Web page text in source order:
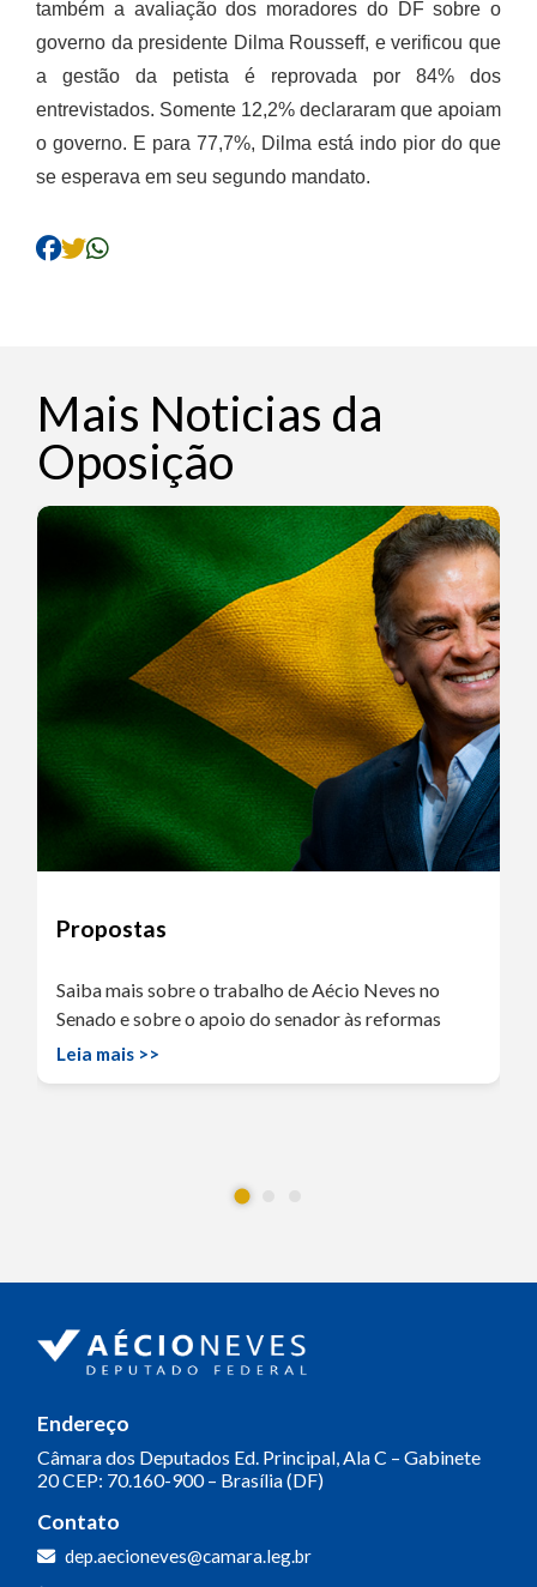
também a avaliação dos moradores do DF sobre o
governo da presidente Dilma Rousseff, e verificou que
a gestão da petista é reprovada por 84% dos
entrevistados. Somente 12,2% declararam que apoiam
o governo. E para 77,7%, Dilma está indo pior do que
se esperava em seu segundo mandato.
Mais Noticias da
Oposição
Propostas
Saiba mais sobre o trabalho de Aécio Neves no
Senado e sobre o apoio do senador às reformas
Leia mais >>
Endereço
Câmara dos Deputados Ed. Principal, Ala C – Gabinete
20CEP: 70.160-900 – Brasília (DF)
Contato
dep.aecioneves@camara.leg.br